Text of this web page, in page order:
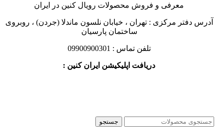
معرفی و فروش محصولات رویال کنین در ایران
آدرس دفتر مرکزی : تهران ، خیابان نلسون ماندلا (جردن) ، روبروی
ساختمان پارسیان
تلفن تماس : 09900900301
دریافت اپلیکیشن ایران کنین :
جستجو